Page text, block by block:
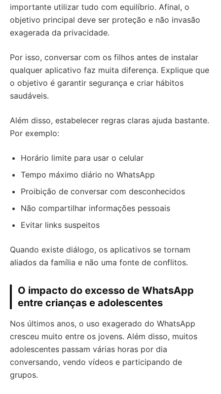
importante utilizar tudo com equilíbrio. Afinal, o
objetivo principal deve ser proteção e não invasão
exagerada da privacidade.
Por isso, conversar com os filhos antes de instalar
qualquer aplicativo faz muita diferença. Explique que
o objetivo é garantir segurança e criar hábitos
saudáveis.
Além disso, estabelecer regras claras ajuda bastante.
Por exemplo:
Horário limite para usar o celular
Tempo máximo diário no WhatsApp
Proibição de conversar com desconhecidos
Não compartilhar informações pessoais
Evitar links suspeitos
Quando existe diálogo, os aplicativos se tornam
aliados da família e não uma fonte de conflitos.
O impacto do excesso de WhatsApp
entre crianças e adolescentes
Nos últimos anos, o uso exagerado do WhatsApp
cresceu muito entre os jovens. Além disso, muitos
adolescentes passam várias horas por dia
conversando, vendo vídeos e participando de
grupos.